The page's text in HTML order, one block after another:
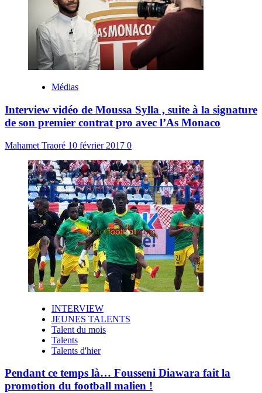
Médias
Interview vidéo de Moussa Sylla , suite à la signature
de son premier contrat pro avec l’As Monaco
Mahamet Traoré 10 février 2017 0
INTERVIEW
JEUNES TALENTS
Talent du mois
Talents
Talents d'hier
Pendant ce temps là… Fousseni Diawara fait la
promotion du football malien !